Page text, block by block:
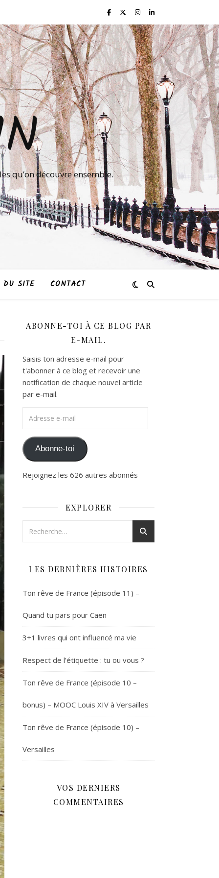
qu’on découvre ensemble.
DU SITE CONTACT
ABONNE-TOI À CE BLOG PAR
E-MAIL.
Saisis ton adresse e-mail pour
t'abonner à ce blog et recevoir une
notification de chaque nouvel article
par e-mail.
Abonne-toi
Rejoignez les 626 autres abonnés
EXPLORER
LES DERNIÈRES HISTOIRES
Ton rêve de France (épisode 11) –
Quand tu pars pour Caen
3+1 livres qui ont influencé ma vie
Respect de l’étiquette : tu ou vous ?
Ton rêve de France (épisode 10 –
bonus) – MOOC Louis XIV à Versailles
Ton rêve de France (épisode 10) –
Versailles
VOS DERNIERS
COMMENTAIRES